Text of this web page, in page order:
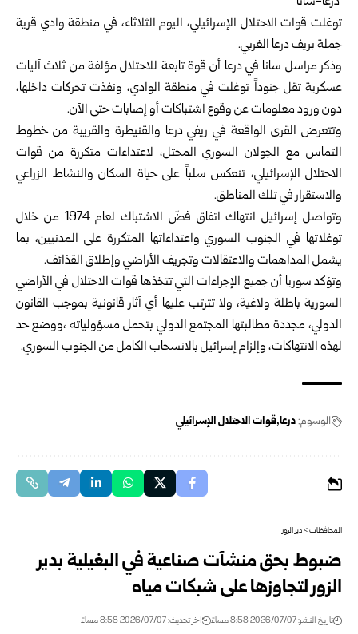
توغلت قوات الاحتلال الإسرائيلي، اليوم الثلاثاء، في منطقة وادي قرية
جملة ‏بريف درعا الغربي.‏
وذكر مراسل سانا في درعا أن قوة تابعة للاحتلال مؤلفة من ثلاث آليات
‏عسكرية تقل جنوداً توغلت في منطقة الوادي، ونفذت تحركات داخلها،
دون ‏ورود معلومات عن وقوع اشتباكات أو إصابات حتى الآن.‏
وتتعرض القرى الواقعة في ريفي درعا والقنيطرة والقريبة من خطوط
‏التماس مع الجولان السوري المحتل، لاعتداءات متكررة من قوات
الاحتلال ‏الإسرائيلي، تنعكس سلباً على حياة السكان والنشاط الزراعي
والاستقرار في ‏تلك المناطق.‏
وتواصل إسرائيل انتهاك اتفاق فضّ الاشتباك لعام ‌‏1974 ‏من ‏خلال
‏توغلاتها ‏في الجنوب ‏السوري ‏واعتداءاتها ‏المتكررة على ‏المدنيين، ‏بما
‏يشمل ‌‏المداهمات ‏والاعتقالات وتجريف ‏الأراضي ‏وإطلاق ‏القذائف‎.‎
وتؤكد سوريا أن جميع الإجراءات التي تتخذها قوات ‌‏الاحتلال ‏في ‏الأراضي
‏السورية باطلة ‏ولاغية، ولا ‏تترتب ‏عليها أي آثار ‏قانونية ‌‏بموجب القانون
‏الدولي، ‏مجددة ‏مطالبتها المجتمع الدولي ‌‏بتحمل ‏مسؤولياته ،‏ووضع حد
‏لهذه ‏الانتهاكات، وإلزام إسرائيل ‌‏بالانسحاب ‏الكامل ‏من ‏الجنوب ‏السوري‎.‎
الوسوم:درعا قوات الاحتلال الإسرائيلي
المحافظات>دير الزور
ضبوط بحق منشآت صناعية في البغيلية بدير
الزور لتجاوزها على شبكات مياه
تاريخ النشر: 2026/07/07 8:58 مساءً اخر تحديث: 2026/07/07 8:58 مساءً